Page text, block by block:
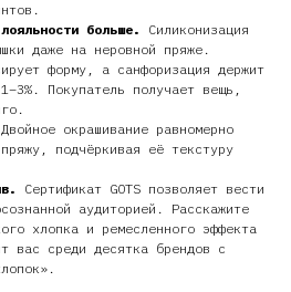
больше.
Силиконизация
даже на неровной пряже.
форму, а санфоризация держит
Покупатель получает вещь,
Двойное окрашивание равномерно
подчёркивая её текстуру
Сертификат GOTS позволяет вести
аудиторией. Расскажите
хлопка и ремесленного эффекта
вас среди десятка брендов с